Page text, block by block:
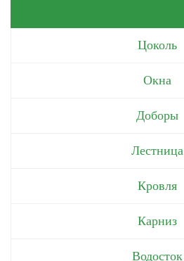
Цоколь
Окна
Доборы
Лестница
Кровля
Карниз
Водосток